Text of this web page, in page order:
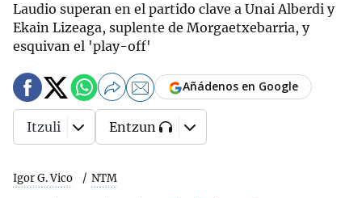
Laudio superan en el partido clave a Unai Alberdi y
Ekain Lizeaga, suplente de Morgaetxebarria, y
esquivan el 'play-off'
Igor G. Vico NTM
Añádenos en Google
Itzuli Entzun